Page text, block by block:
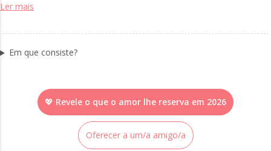
Ler mais
Em que consiste?
💖 Revele o que o amor lhe reserva em 2026
Oferecer a um/a amigo/a